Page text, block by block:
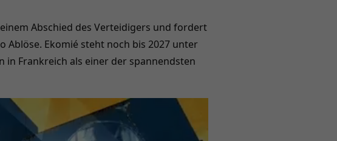
Abschied des Verteidigers und fordert
Ablöse. Ekomié steht noch bis 2027 unter
Frankreich als einer der spannendsten